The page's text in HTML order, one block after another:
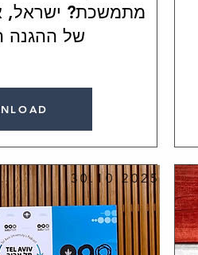
מתמשכת? ישראל,
של ההגנה
30.10.2025